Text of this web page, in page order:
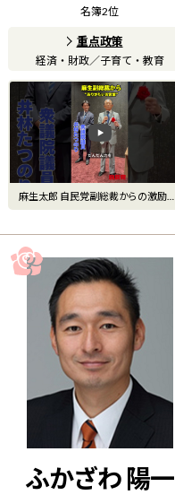
名簿2位
重点政策
経済・財政／子育て・教育
麻生太郎 自民党副総裁からの激励挨
拶！
ふかざわ 陽一